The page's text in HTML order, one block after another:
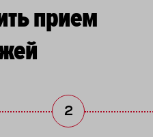
прием